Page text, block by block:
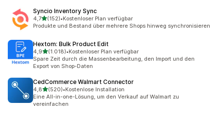
Syncio Inventory Sync
4,7von 5 Sternen
(152)
152 Rezensionen insgesamt
•Kostenloser Plan verfügbar
Produkte und Bestand über mehrere Shops hinweg synchronisieren
Hextom: Bulk Product Edit
4,9von 5 Sternen
(1.018)
1018 Rezensionen insgesamt
•Kostenloser Plan verfügbar
Spare Zeit durch die Massenbearbeitung, den Import und den
Export von Shop-Daten
CedCommerce Walmart Connector
4,8von 5 Sternen
(520)
520 Rezensionen insgesamt
•Kostenlose Installation
Eine All-in-one-Lösung, um den Verkauf auf Walmart zu
vereinfachen